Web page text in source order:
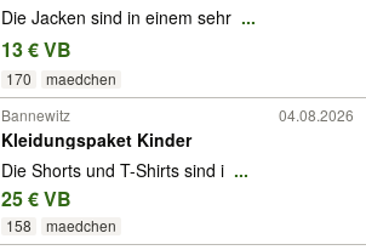
Die Jacken sind in einem sehr ...
13 € VB
170 maedchen
Bannewitz 04.08.2026
Kleidungspaket Kinder
Die Shorts und T-Shirts sind i ...
25 € VB
158 maedchen